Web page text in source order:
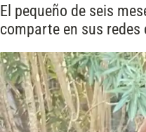
El pequeño de seis
comparte en sus